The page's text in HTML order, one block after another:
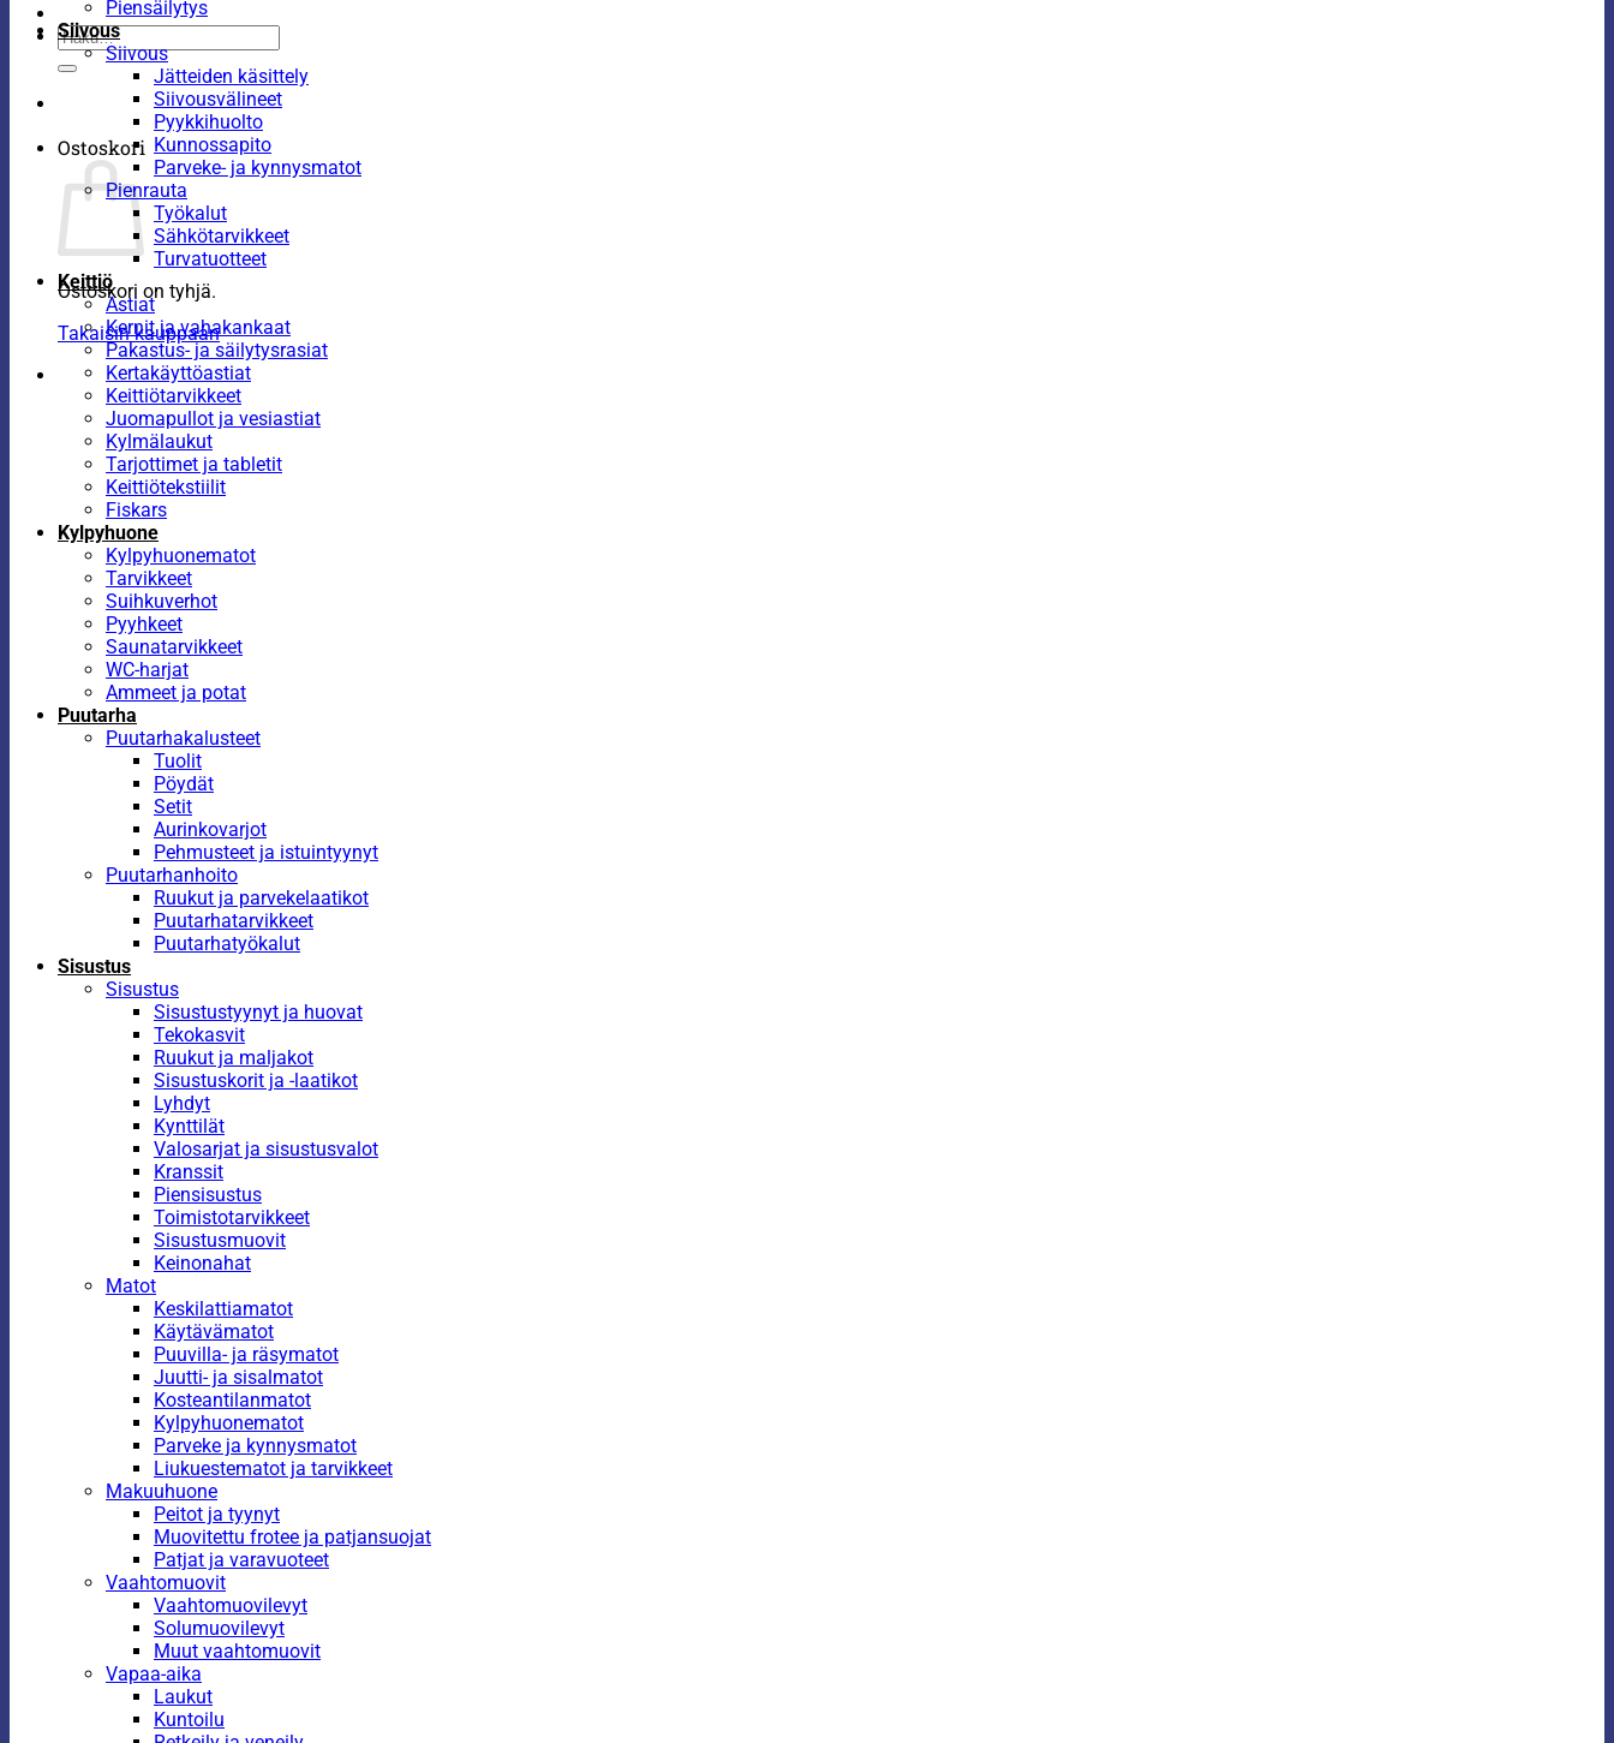
Etsi:
Ostoskori
Ostoskori on tyhjä.
Takaisin kauppaan
Piensäilytys
Siivous
Siivous
Jätteiden käsittely
Siivousvälineet
Pyykkihuolto
Kunnossapito
Parveke- ja kynnysmatot
Pienrauta
Työkalut
Sähkötarvikkeet
Turvatuotteet
Keittiö
Astiat
Kernit ja vahakankaat
Pakastus- ja säilytysrasiat
Kertakäyttöastiat
Keittiötarvikkeet
Juomapullot ja vesiastiat
Kylmälaukut
Tarjottimet ja tabletit
Keittiötekstiilit
Fiskars
Kylpyhuone
Kylpyhuonematot
Tarvikkeet
Suihkuverhot
Pyyhkeet
Saunatarvikkeet
WC-harjat
Ammeet ja potat
Puutarha
Puutarhakalusteet
Tuolit
Pöydät
Setit
Aurinkovarjot
Pehmusteet ja istuintyynyt
Puutarhanhoito
Ruukut ja parvekelaatikot
Puutarhatarvikkeet
Puutarhatyökalut
Sisustus
Sisustus
Sisustustyynyt ja huovat
Tekokasvit
Ruukut ja maljakot
Sisustuskorit ja -laatikot
Lyhdyt
Kynttilät
Valosarjat ja sisustusvalot
Kranssit
Piensisustus
Toimistotarvikkeet
Sisustusmuovit
Keinonahat
Matot
Keskilattiamatot
Käytävämatot
Puuvilla- ja räsymatot
Juutti- ja sisalmatot
Kosteantilanmatot
Kylpyhuonematot
Parveke ja kynnysmatot
Liukuestematot ja tarvikkeet
Makuuhuone
Peitot ja tyynyt
Muovitettu frotee ja patjansuojat
Patjat ja varavuoteet
Vaahtomuovit
Vaahtomuovilevyt
Solumuovilevyt
Muut vaahtomuovit
Vapaa-aika
Laukut
Kuntoilu